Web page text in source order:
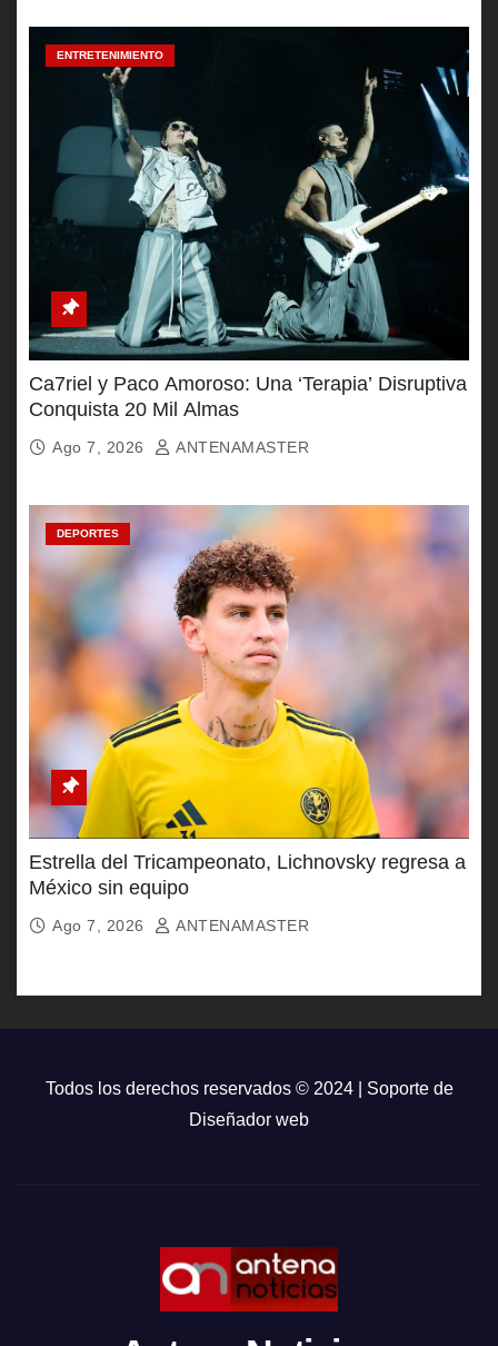
ENTRETENIMIENTO
Ca7riel y Paco Amoroso: Una ‘Terapia’ Disruptiva
Conquista 20 Mil Almas
Ago 7, 2026 ANTENAMASTER
DEPORTES
Estrella del Tricampeonato, Lichnovsky regresa a
México sin equipo
Ago 7, 2026 ANTENAMASTER
Todos los derechos reservados © 2024 | Soporte de
Diseñador web